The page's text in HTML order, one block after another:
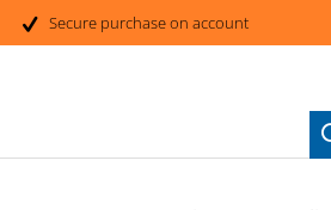
Secure purchase on account